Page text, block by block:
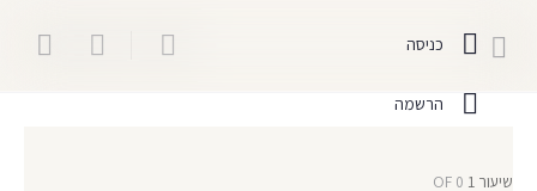
כניסה
הרשמה
שיעור 1 OF 0